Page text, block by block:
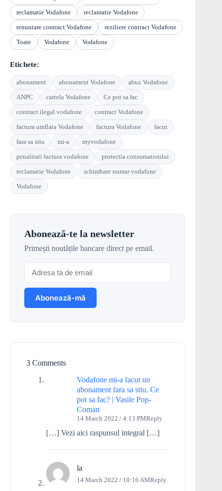
reclamatie Vodafone
reclamatie Vodafone
renuntare contract Vodafone
reziliere contract Vodafone
Toate
Vodafone Vodafone
Etichete:
abonament abonament Vodafone
abuz Vodafone
ANPC
cartela Vodafone
Ce pot sa fac
contract ilegal vodafone
contract Vodafone
factura umflata Vodafone
factura Vodafone
facut
fara sa stiu
mi-a
myvodafone
penalitati factura vodafone
protectia consumatorului
reclamatie Vodafone
schimbare numar vodafone
Vodafone
Abonează-te la newsletter
Primești noutățile bancare direct pe email.
3 Comments
Vodafone mi-a facut un
abonament fara sa stiu. Ce
pot sa fac? | Vasile Pop-
Coman
14 March 2022 / 4:13 PMReply
[…] Vezi aici raspunsul integral […]
la
14 March 2022 / 10:16 AMReply